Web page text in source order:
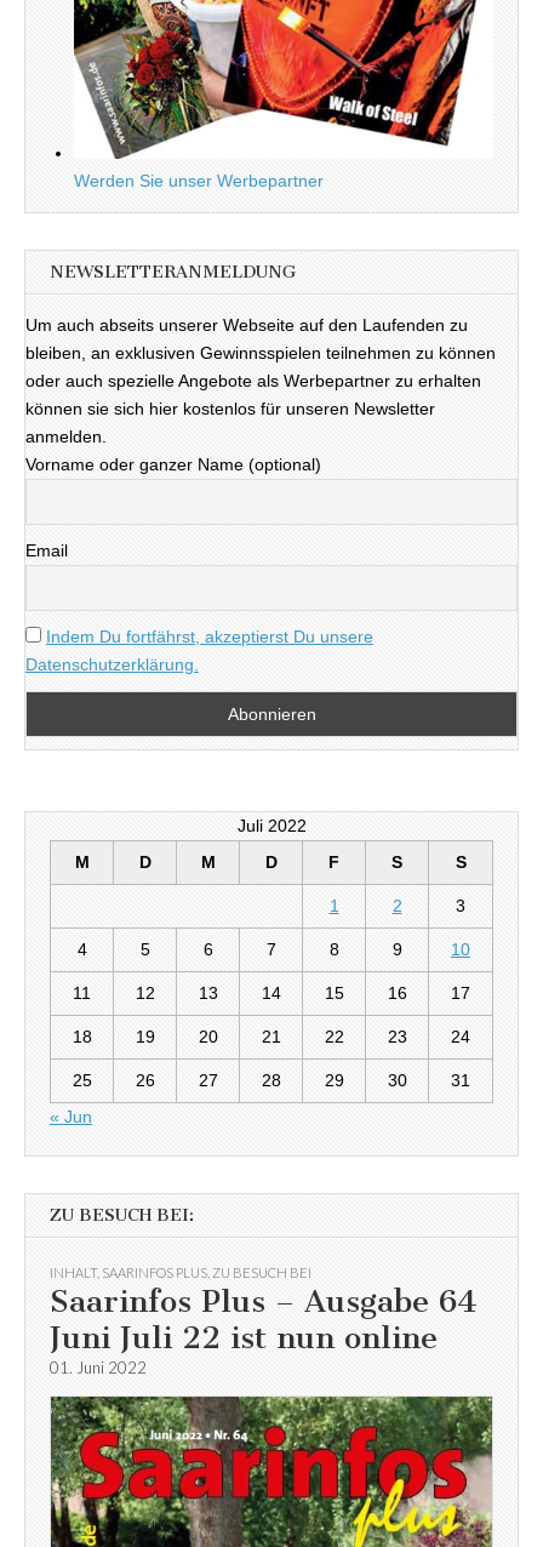
Werden Sie unser Werbepartner
NEWSLETTERANMELDUNG
Um auch abseits unserer Webseite auf den Laufenden zu
bleiben, an exklusiven Gewinnsspielen teilnehmen zu können
oder auch spezielle Angebote als Werbepartner zu erhalten
können sie sich hier kostenlos für unseren Newsletter
anmelden.
Vorname oder ganzer Name (optional)
Email
Indem Du fortfährst, akzeptierst Du unsere
Datenschutzerklärung.
Juli 2022
M
D M D F S S
1 2 3
4 5 6 7 8 9 10
11 12 13 14 15 16 17
18 19 20 21 22 23 24
25 26 27 28 29 30
31
« Jun
ZU BESUCH BEI:
INHALT, SAARINFOS PLUS ZU BESUCH BEI
Saarinfos Plus – Ausgabe 64
Juni Juli 22 ist nun online
01. Juni 2022